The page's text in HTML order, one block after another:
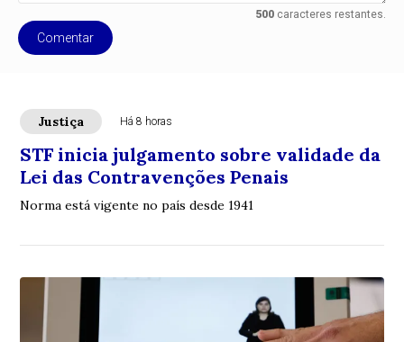
500caracteres restantes.
Comentar
Justiça Há 8 horas
STF inicia julgamento sobre validade da
Lei das Contravenções Penais
Norma está vigente no país desde 1941